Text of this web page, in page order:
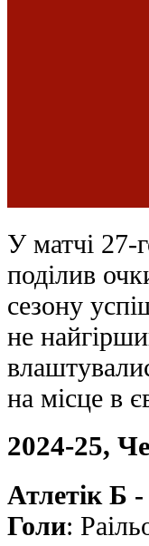
У матчі 27-
поділив
сезону
не
на місце в
2024-25,
Атлетік Б
Голи: